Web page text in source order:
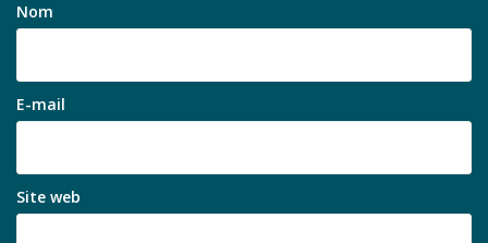
Nom
E-mail
Site web